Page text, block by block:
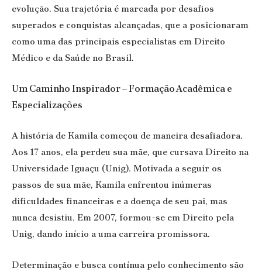
evolução. Sua trajetória é marcada por desafios
superados e conquistas alcançadas, que a posicionaram
como uma das principais especialistas em Direito
Médico e da Saúde no Brasil.
Um Caminho Inspirador – Formação Acadêmica e
Especializações
A história de Kamila começou de maneira desafiadora.
Aos 17 anos, ela perdeu sua mãe, que cursava Direito na
Universidade Iguaçu (Unig). Motivada a seguir os
passos de sua mãe, Kamila enfrentou inúmeras
dificuldades financeiras e a doença de seu pai, mas
nunca desistiu. Em 2007, formou-se em Direito pela
Unig, dando início a uma carreira promissora.
Determinação e busca contínua pelo conhecimento são